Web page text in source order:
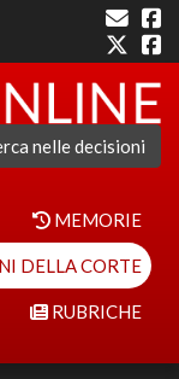
nelle decisioni
MEMORIE
DELLA CORTE
RUBRICHE